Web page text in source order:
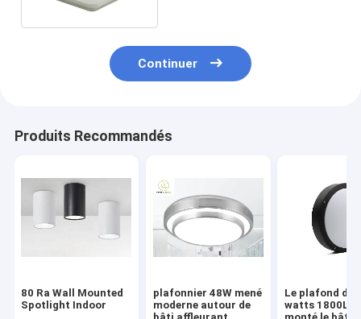
Continuer
Produits Recommandés
80 Ra Wall Mounted
Spotlight Indoor
plafonnier 48W mené
moderne autour de
Le plafond de
watts 1800LM